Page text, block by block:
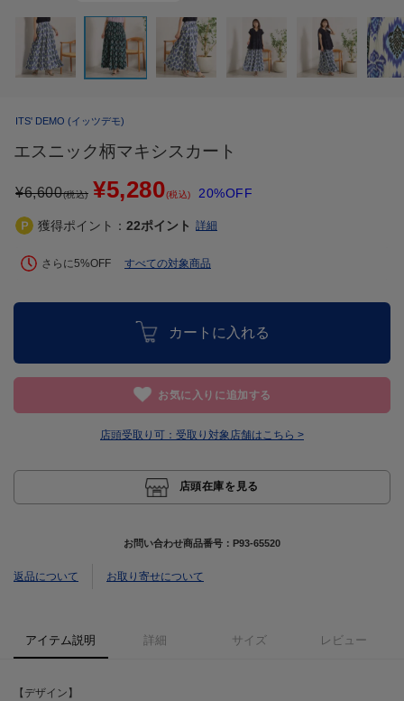
ITS' DEMO (イッツデモ)
エスニック柄マキシスカート
¥6,600(税込) ¥5,280(税込) 20%OFF
獲得ポイント： 22ポイント 詳細
さらに5%OFF すべての対象商品
カートに入れる
お気に入りに追加する
店頭受取り可： 受取り対象店舗はこちら >
店頭在庫を見る
お問い合わせ商品番号： P93-65520
返品について お取り寄せについて
アイテム説明 詳細 サイズ レビュー
【デザイン】